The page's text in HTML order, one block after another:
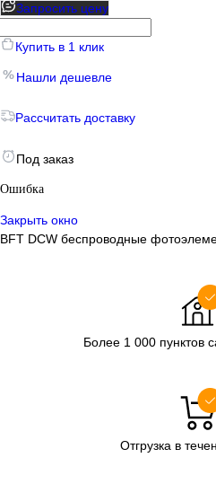
Запросить цену
Купить в 1 клик
Нашли дешевле
Рассчитать доставку
Под заказ
Ошибка
Закрыть окно
BFT DCW беспроводные
Более 1 000 пунктов
Отгрузка в